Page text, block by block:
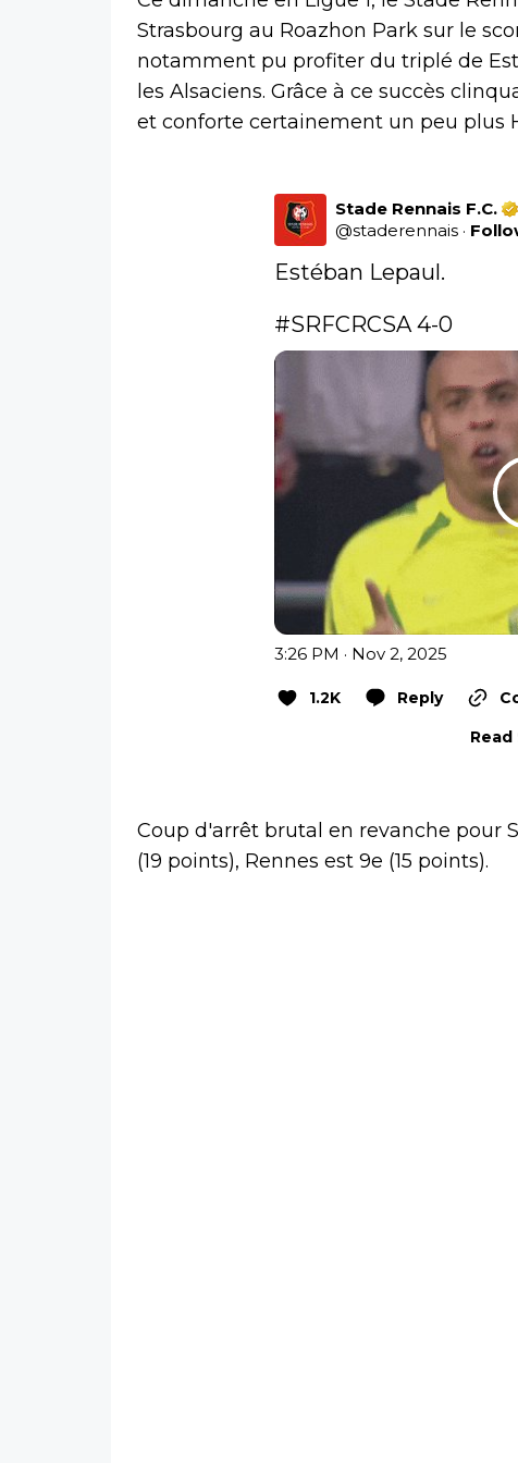
Strasbourg au Roazhon Park sur le
notamment pu profiter du triplé de
les Alsaciens. Grâce à ce succès
et conforte certainement un peu plus
Stade Rennais F.C.
@staderennais ·
Estéban Lepaul.
#SRFCRCSA 4-0
3:26 PM · Nov 2, 2025
1.2K Reply
Coup d'arrêt brutal en revanche pour
(19 points), Rennes est 9e (15 points).